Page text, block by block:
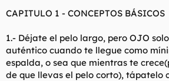
CAPITULO 1 - CONCEPTOS BÁSICOS
1.- Déjate el pelo largo, pero OJO
auténtico cuando te llegue como
espalda, o sea que mientras te
de que llevas el pelo corto), tápatelo